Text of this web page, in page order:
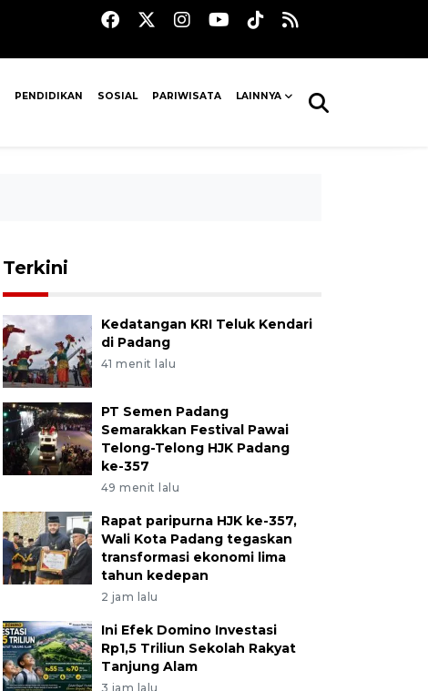
PENDIDIKAN SOSIAL PARIWISATA LAINNYA
Terkini
Kedatangan KRI Teluk Kendari
di Padang
41 menit lalu
PT Semen Padang
Semarakkan Festival Pawai
Telong-Telong HJK Padang
ke-357
49 menit lalu
Rapat paripurna HJK ke-357,
Wali Kota Padang tegaskan
transformasi ekonomi lima
tahun kedepan
2 jam lalu
Ini Efek Domino Investasi
Rp1,5 Triliun Sekolah Rakyat
Tanjung Alam
3 jam lalu